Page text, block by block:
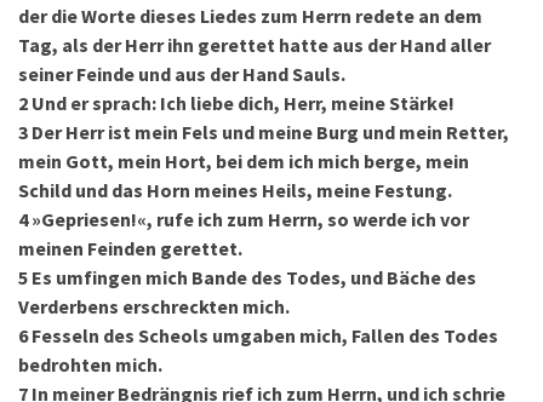
der die Worte dieses Liedes zum Herrn redete an dem
Tag, als der Herr ihn gerettet hatte aus der Hand aller
seiner Feinde und aus der Hand Sauls.
2 Und er sprach: Ich liebe dich, Herr, meine Stärke!
3 Der Herr ist mein Fels und meine Burg und mein Retter,
mein Gott, mein Hort, bei dem ich mich berge, mein
Schild und das Horn meines Heils, meine Festung.
4 »Gepriesen!«, rufe ich zum Herrn, so werde ich vor
meinen Feinden gerettet.
5 Es umfingen mich Bande des Todes, und Bäche des
Verderbens erschreckten mich.
6 Fesseln des Scheols umgaben mich, Fallen des Todes
bedrohten mich.
7 In meiner Bedrängnis rief ich zum Herrn, und ich schrie